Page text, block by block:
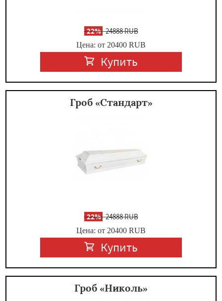
-22%24888 RUB
Цена: от 20400 RUB
Купить
Гроб «Стандарт»
-22%24888 RUB
Цена: от 20400 RUB
Купить
Гроб «Николь»